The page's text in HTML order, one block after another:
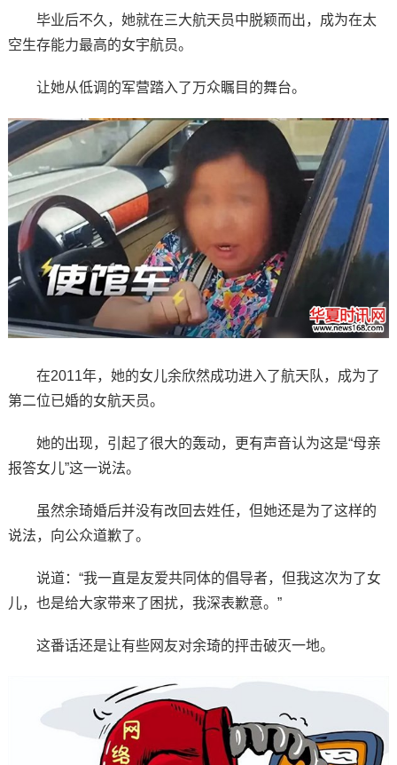
毕业后不久，她就在三大航天员中脱颖而出，成为在太
空生存能力最高的女宇航员。
让她从低调的军营踏入了万众瞩目的舞台。
在2011年，她的女儿余欣然成功进入了航天队，成为了
第二位已婚的女航天员。
她的出现，引起了很大的轰动，更有声音认为这是“母亲
报答女儿”这一说法。
虽然余琦婚后并没有改回去姓任，但她还是为了这样的
说法，向公众道歉了。
说道：“我一直是友爱共同体的倡导者，但我这次为了女
儿，也是给大家带来了困扰，我深表歉意。”
这番话还是让有些网友对余琦的抨击破灭一地。